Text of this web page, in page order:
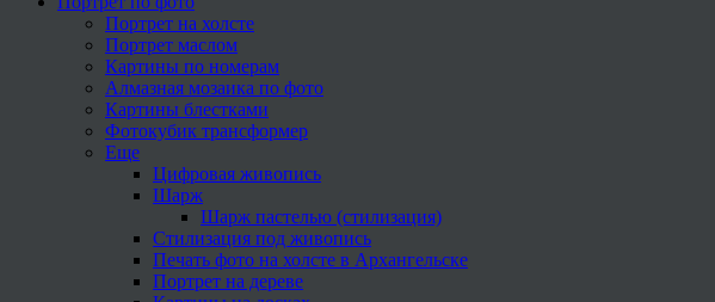
Портрет на холсте
Портрет маслом
Картины по номерам
Алмазная мозаика по фото
Картины блестками
Фотокубик трансформер
Еще
Цифровая живопись
Шарж
Шарж пастелью (стилизация)
Стилизация под живопись
Печать фото на холсте в Архангельске
Портрет на дереве